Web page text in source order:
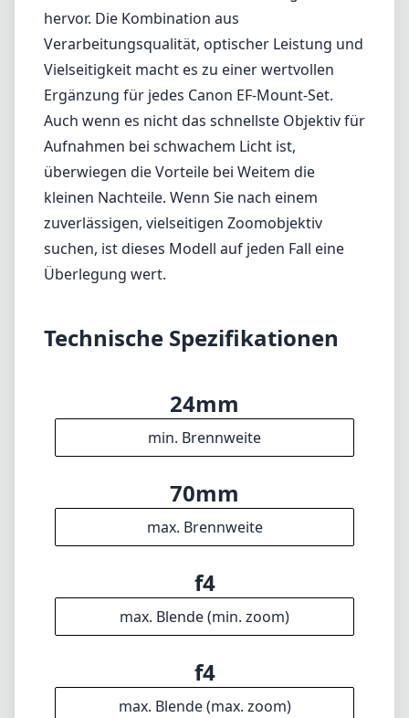
Die maximale Blende von f/4 ist im Vergleich
zu f/2.8-Objektiven nicht für alle
lichtschwachen Situationen ideal
Preis könnte für Amateurfotografen höher
sein
Fazit
Insgesamt hebt sich das Canon EF 24-70mm
F4L IS USM als eine formidable Option für
sowohl Amateur- als auch Profifotografen
hervor. Die Kombination aus
Verarbeitungsqualität, optischer Leistung und
Ergänzung für jedes Canon EF-Mount-Set.
Auch wenn es nicht das schnellste Objektiv für
überwiegen die Vorteile bei Weitem die
kleinen Nachteile. Wenn Sie nach einem
zuverlässigen, vielseitigen Zoomobjektiv
suchen, ist dieses Modell auf jeden Fall eine
Überlegung wert.
Technische Spezifikationen
24mm
min. Brennweite